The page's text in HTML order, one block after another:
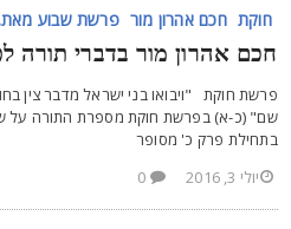
חוקת חכם אהרון מור פרשת שבוע מאת...
אהרון מור בדברי תורה
חוקת "ויבואו בני ישראל מדבר צין
(כ-א) בפרשת חוקת מספרת התורה על שני
פרק כ' מסופר
יולי 3, 2016
0